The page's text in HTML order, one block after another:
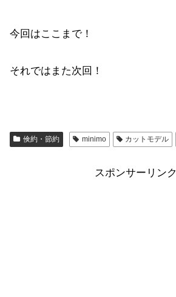
今回はここまで！
それではまた次回！
倹約・節約 minimo カットモデル
スポンサーリンク